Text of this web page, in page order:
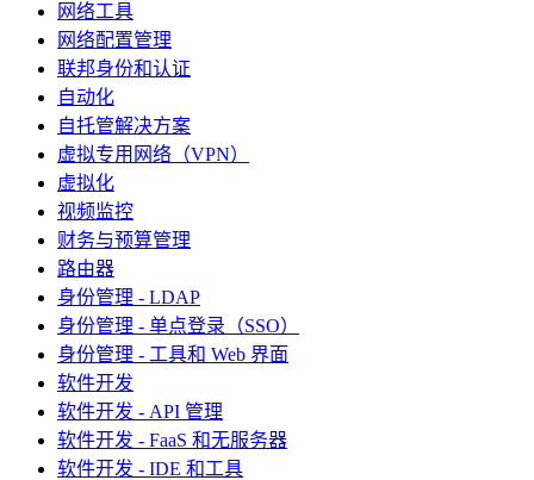
网络工具
网络配置管理
联邦身份和认证
自动化
自托管解决方案
虚拟专用网络（VPN）
虚拟化
视频监控
财务与预算管理
路由器
身份管理 - LDAP
身份管理 - 单点登录（SSO）
身份管理 - 工具和 Web 界面
软件开发
软件开发 - API 管理
软件开发 - FaaS 和无服务器
软件开发 - IDE 和工具